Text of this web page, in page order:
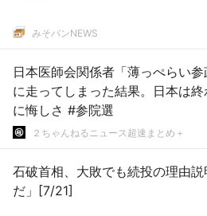
みそパンNEWS
日本医師会関係者「薄っぺらい
に走ってしまった結果。日本は
に悔しさ #参院選
２ちゃんねるニュース超速まとめ＋
石破首相、大敗でも続投の理由
だ」[7/21]